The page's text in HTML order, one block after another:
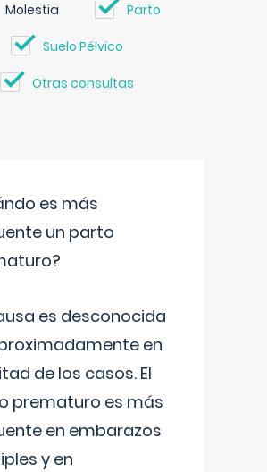
Molestia Parto
Suelo Pélvico
Otras consultas
es más
un parto
es desconocida
en
de los casos. El
prematuro es más
en embarazos
y en